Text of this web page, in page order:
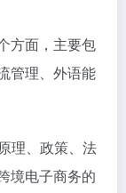
方面，主要包
管理、外语能
理、政策、法
境电子商务的